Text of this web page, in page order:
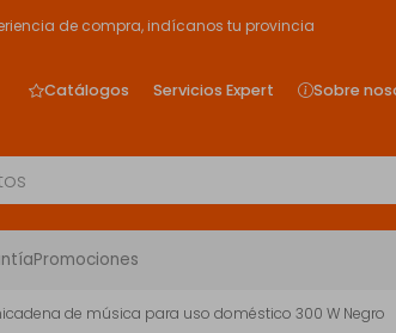
de compra, indícanos tu provincia
Catálogos Servicios Expert Sobre
Promociones
de música para uso doméstico 300 W Negro